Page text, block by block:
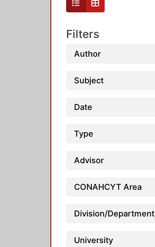
Filters
Author
Subject
Date
Type
Advisor
CONAHCYT Area
Division/Department
University